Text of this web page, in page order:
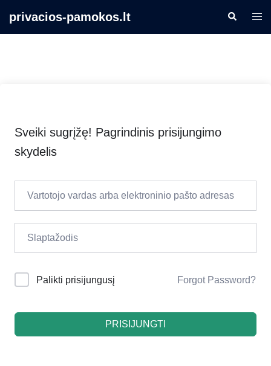
privacios-pamokos.lt Search
Sveiki sugrįžę! Pagrindinis prisijungimo
skydelis
Palikti prisijungusį Forgot Password?
PRISIJUNGTI